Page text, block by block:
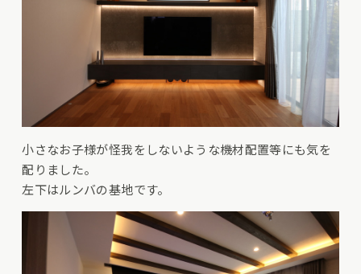
小さなお子様が怪我をしないような機材配置等にも気を
配りました。
左下はルンバの基地です。